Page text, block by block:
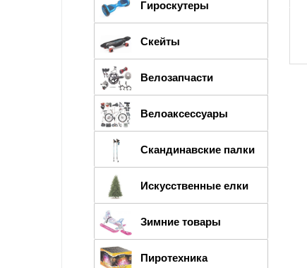
Гироскутеры
Скейты
Велозапчасти
Велоаксессуары
Скандинавские палки
Искусственные елки
Зимние товары
Пиротехника